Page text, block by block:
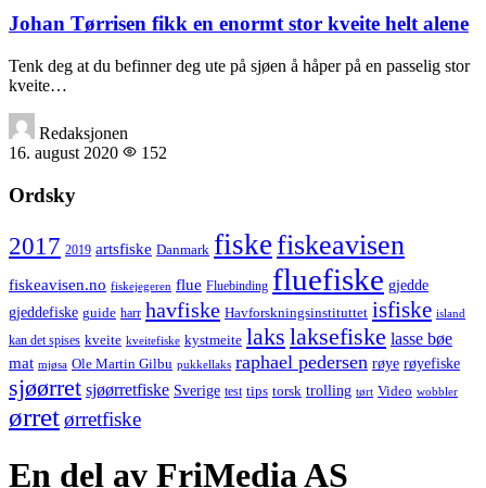
Johan Tørrisen fikk en enormt stor kveite helt alene
Tenk deg at du befinner deg ute på sjøen å håper på en passelig stor
kveite…
Redaksjonen
16. august 2020
152
Ordsky
2017 2019 artsfiske Danmark fiskefiskeavisen
fiskeavisen.no fiskejegeren flue Fluebinding fluefiske gjedde
gjeddefiske guide harr havfiske Havforskningsinstituttet isfiske island
kan det spises kveite kveitefiske kystmeite laks laksefiske lasse bøe
mat mjøsa Ole Martin Gilbu pukkellaks raphael pedersen røye røyefiske
sjøørret sjøørretfiske Sverige test tips torsk trolling tørt Video wobbler
ørretørretfiske
En del av FriMedia AS